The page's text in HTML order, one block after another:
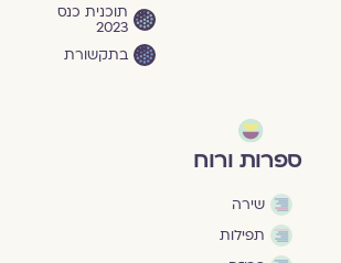
תוכנית כנס
2023
בתקשורת
ספרות ורוח
שירה
תפילות